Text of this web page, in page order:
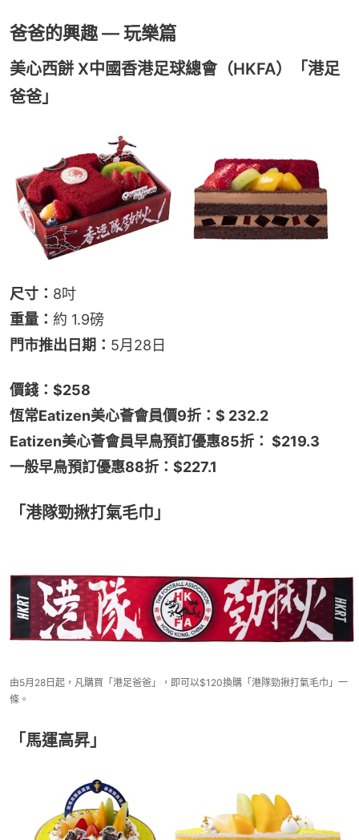
爸爸的興趣 — 玩樂篇
美心西餅 X中國香港足球總會（HKFA）「港足
爸爸」
尺寸： 8吋
重量： 約 1.9磅
門市推出日期： 5月28日
價錢：$258
恆常Eatizen美心薈會員價9折：$ 232.2
Eatizen美心薈會員早鳥預訂優惠85折： $219.3
一般早鳥預訂優惠88折：$227.1
「港隊勁揪打氣毛巾」
由5月28日起，凡購買「港足爸爸」，即可以$120換購​「港隊勁揪打氣毛巾」一
條。
「馬運高昇」